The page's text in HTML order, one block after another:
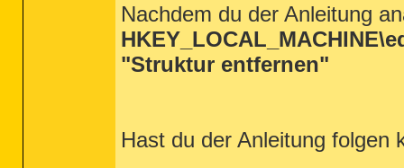
Nachdem du der Anleitung
"Struktur entfernen"
Hast du der Anleitung